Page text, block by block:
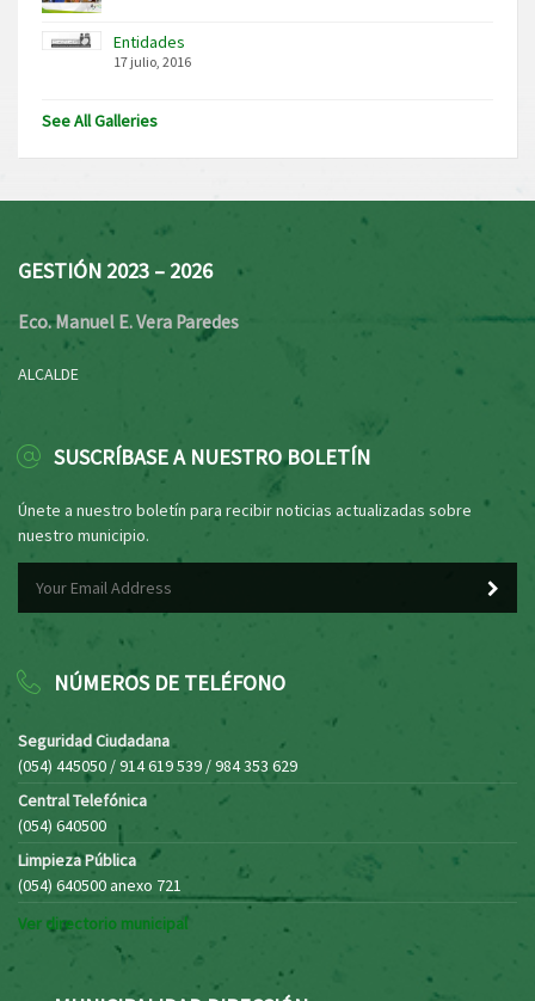
Entidades
17 julio, 2016
See All Galleries
GESTIÓN 2023 – 2026
Eco. Manuel E. Vera Paredes
ALCALDE
SUSCRÍBASE A NUESTRO BOLETÍN
Únete a nuestro boletín para recibir noticias actualizadas sobre
nuestro municipio.
NÚMEROS DE TELÉFONO
Seguridad Ciudadana
(054) 445050 / 914 619 539 / 984 353 629
Central Telefónica
(054) 640500
Limpieza Pública
(054) 640500 anexo 721
Ver directorio municipal